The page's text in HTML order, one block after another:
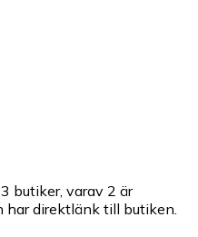
butiker, varav 2 är
har direktlänk till butiken.